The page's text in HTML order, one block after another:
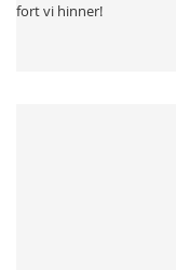
fort vi hinner!